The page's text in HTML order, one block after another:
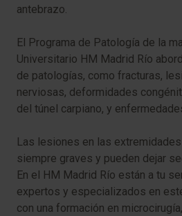
antebrazo.
​El Programa de Patología de la
Universitario HM Madrid Río
de patologías, como fracturas,
nerviosas, deformidades
del túnel carpiano, y
Las lesiones en las
siempre graves y pueden dejar
En el HM Madrid Río están a tu
expertos y especializados en
con una formación en